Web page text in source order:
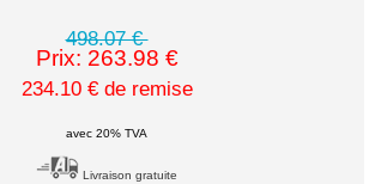
498.07 €
Prix: 263.98 €
234.10 € de remise
avec 20% TVA
Livraison gratuite